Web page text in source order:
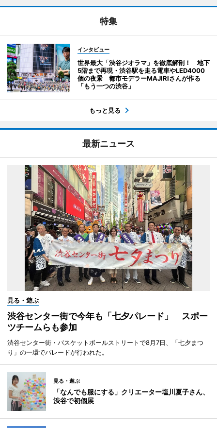
特集
インタビュー
世界最大「渋谷ジオラマ」を徹底解剖！ 地下
5階まで再現・渋谷駅を走る電車やLED4000
個の夜景 都市モデラーMAJIRIさんが作る
「もう一つの渋谷」
もっと見る
最新ニュース
見る・遊ぶ
渋谷センター街で今年も「七夕パレード」 スポー
ツチームらも参加
渋谷センター街・バスケットボールストリートで8月7日、「七夕まつ
り」の一環でパレードが行われた。
見る・遊ぶ
「なんでも服にする」クリエーター塩川夏子さん、
渋谷で初個展